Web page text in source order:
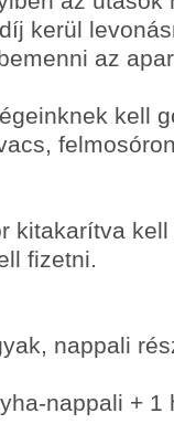
kerül
az
kell
kitakarítva
fizetni.
nappali
nappali + 1